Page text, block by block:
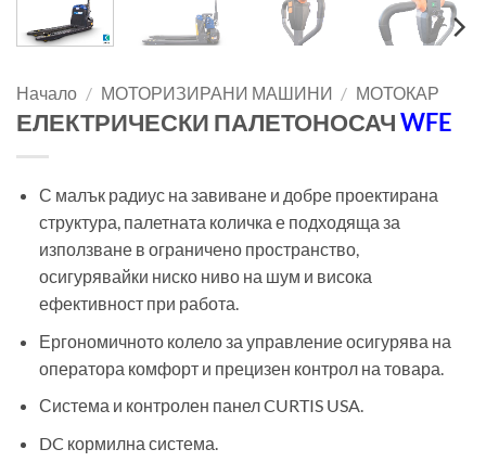
Начало / МОТОРИЗИРАНИ МАШИНИ / МОТОКАР
ЕЛЕКТРИЧЕСКИ ПАЛЕТОНОСАЧWFE
С малък радиус на завиване и добре проектирана
структура, палетната количка е подходяща за
използване в ограничено пространство,
осигурявайки ниско ниво на шум и висока
ефективност при работа.
Ергономичното колело за управление осигурява на
оператора комфорт и прецизен контрол на товара.
Система и контролен панел CURTIS USA.
DC кормилна система.